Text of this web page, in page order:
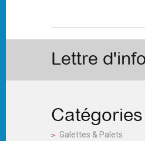
Lettre
Catégories
Galettes & Palets